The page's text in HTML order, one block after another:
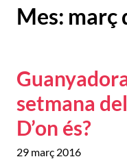
Mes: març
setmana
D’on és?
29 març 2016